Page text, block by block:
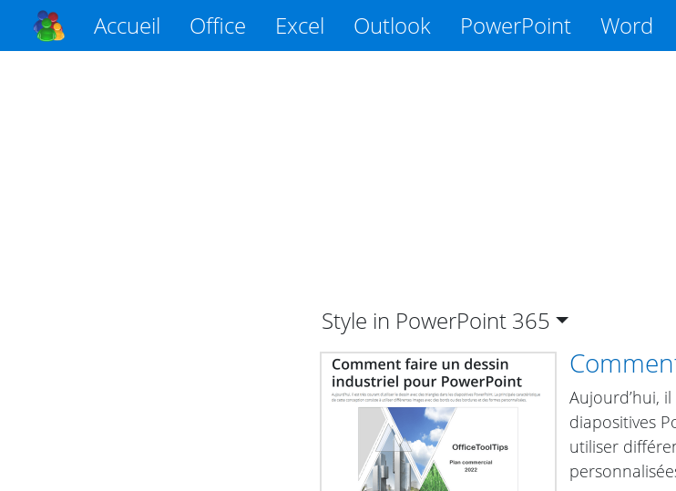
Accueil Office Excel Outlook PowerPoint Word
Style in PowerPoint 365
Aujourd’hui,
diapositives
utiliser